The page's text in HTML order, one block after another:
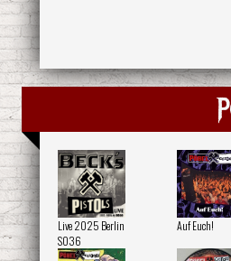
Live 2025 Berlin
SO36
Auf Euch!